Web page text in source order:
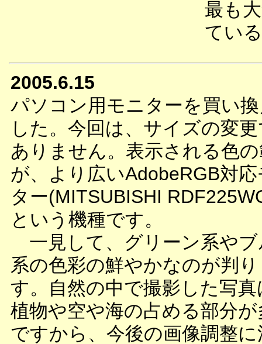
最も
てい
2005.6.15
パソコン用モニターを買い
した。今回は、サイズの変
ありません。表示される色
が、より広いAdobeRGB対
ター(MITSUBISHI
という機種です。
一見して、グリーン系やブ
系の色彩の鮮やかなのが判
す。自然の中で撮影した写真
植物や空や海の占める部分が
ですから、今後の画像調整に